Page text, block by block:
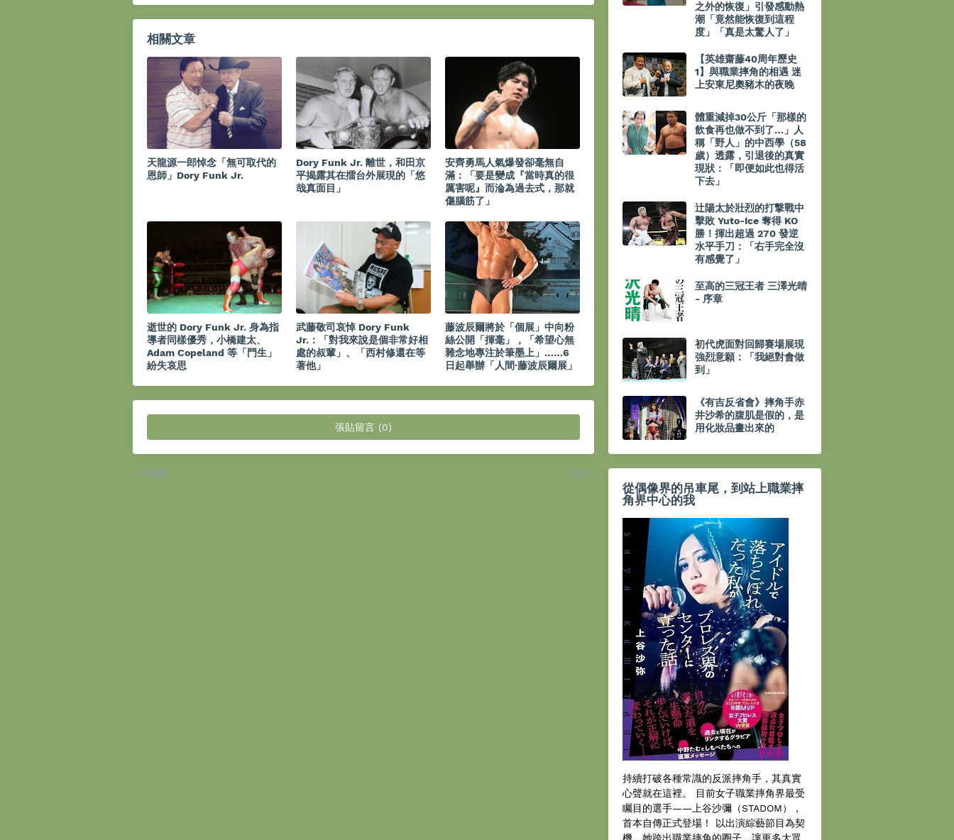
相關文章
天龍源一郎悼念「無可取代的
恩師」Dory Funk Jr.
Dory Funk Jr. 離世，和田京
平揭露其在擂台外展現的「悠
哉真面目」
安齊勇馬人氣爆發卻毫無自
滿：「要是變成『當時真的很
厲害呢』而淪為過去式，那就
傷腦筋了」
逝世的 Dory Funk Jr. 身為指
導者同樣優秀，小橋建太、
Adam Copeland 等「門生」
紛失哀思
武藤敬司哀悼 Dory Funk
Jr.：「對我來說是個非常好相
處的叔輩」、「西村修還在等
著他」
藤波辰爾將於「個展」中向粉
絲公開「揮毫」，「希望心無
雜念地專注於筆墨上」……6
日起舉辦「人間·藤波辰爾展」
張貼留言 (0)
較新的 較舊
之外的恢復」引發感動熱
潮「竟然能恢復到這程
度」「真是太驚人了」
【英雄齋藤40周年歷史
1】與職業摔角的相遇 迷
上安東尼奧豬木的夜晚
體重減掉30公斤「那樣的
飲食再也做不到了…」人
稱「野人」的中西學（58
歲）透露，引退後的真實
現狀：「即便如此也得活
下去」
辻陽太於壯烈的打撃戰中
擊敗 Yuto-Ice 奪得 KO
勝！揮出超過 270 發逆
水平手刀：「右手完全沒
有感覺了」
至高的三冠王者 三澤光晴
- 序章
初代虎面對回歸賽場展現
強烈意願：「我絕對會做
到」
《有吉反省會》摔角手赤
井沙希的腹肌是假的，是
用化妝品畫出來的
從偶像界的吊車尾，到站上職業摔
角界中心的我
持續打破各種常識的反派摔角手，其真實
心聲就在這裡。 目前女子職業摔角界最受
矚目的選手——上谷沙彌（STADOM），
首本自傳正式登場！ 以出演綜藝節目為契